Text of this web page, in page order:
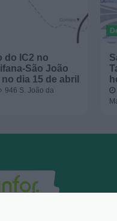
do IC2 no
São João
dia 15 de abril
946 S. João da